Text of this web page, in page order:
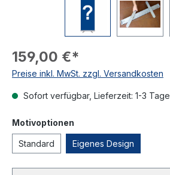
159,00 €*
Preise inkl. MwSt. zzgl. Versandkosten
Sofort verfügbar, Lieferzeit: 1-3 Tage
Motivoptionen
Standard Eigenes Design